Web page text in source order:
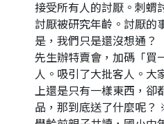
接受所有人的討厭。刺蝟
討厭被研究年齡。討厭的
是，我們只是還沒想通？
先生辦特賣會，加碼「買
人。吸引了大批客人。大
上還是只有一樣東西，卻
品，那到底送了什麼呢